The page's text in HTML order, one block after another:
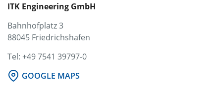
ITK Engineering GmbH
Bahnhofplatz 3
88045 Friedrichshafen
Tel: +49 7541 39797-0
GOOGLE MAPS